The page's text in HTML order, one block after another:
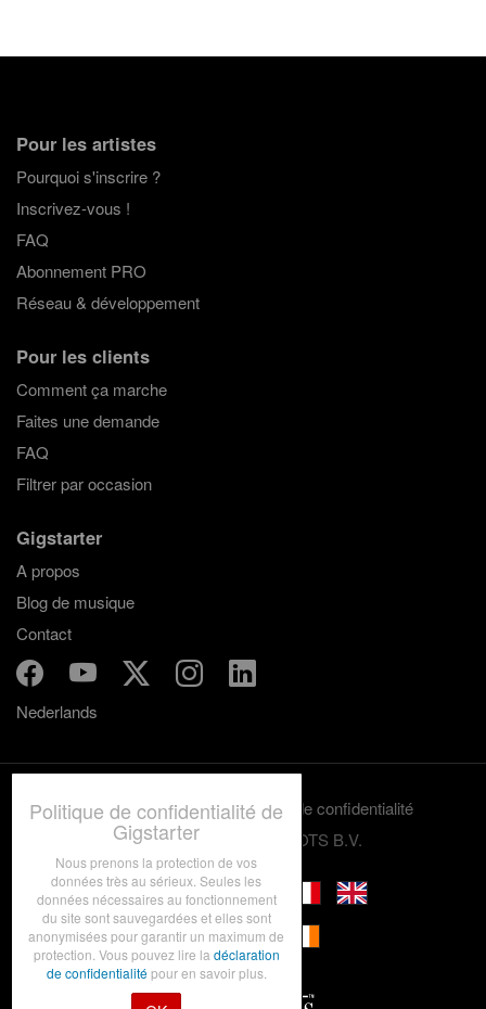
Pour les artistes
Pourquoi s'inscrire ?
Inscrivez-vous !
FAQ
Abonnement PRO
Réseau & développement
Pour les clients
Comment ça marche
Faites une demande
FAQ
Filtrer par occasion
Gigstarter
A propos
Blog de musique
Contact
Nederlands
Termes et conditions
Politique de confidentialité
© 2012-2026 GRASSROOTS B.V.
Politique de confidentialité de
Gigstarter
Nous prenons la protection de vos
données très au sérieux. Seules les
données nécessaires au fonctionnement
du site sont sauvegardées et elles sont
anonymisées pour garantir un maximum de
protection. Vous pouvez lire la déclaration
de confidentialitépour en savoir plus.